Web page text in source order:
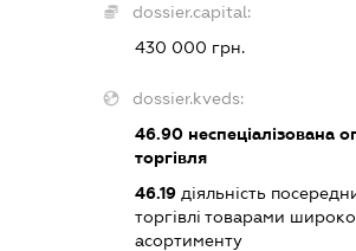
dossier.capital:
430 000 грн.
dossier.kveds:
46.90неспеціалізована
торгівля
46.19діяльність
торгівлі товарами
асортименту